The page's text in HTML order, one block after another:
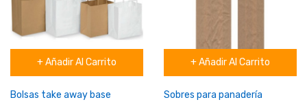
+ Añadir Al Carrito
Bolsas take away base
+ Añadir Al Carrito
Sobres para panadería